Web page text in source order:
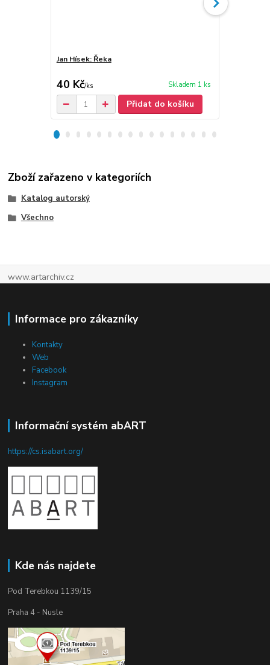
Jan Hísek: Řeka
40 Kč/ks Skladem 1 ks
Přidat do košíku
Zboží zařazeno v kategoriích
Katalog autorský
Všechno
www.artarchiv.cz
Informace pro zákazníky
Kontakty
Web
Facebook
Instagram
Informační systém abART
https://cs.isabart.org/
Kde nás najdete
Pod Terebkou 1139/15
Praha 4 - Nusle